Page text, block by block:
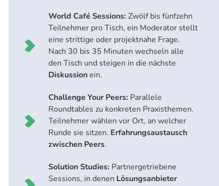
World Café Sessions:Zwölf bis fünfzehn
Teilnehmer pro Tisch, ein Moderator stellt
eine strittige oder projektnahe Frage.
Nach 30 bis 35 Minuten wechseln alle
den Tisch und steigen in die nächste
Diskussionein.
Challenge Your Peers:Parallele
Roundtables zu konkreten Praxisthemen.
Teilnehmer wählen vor Ort, an welcher
Runde sie sitzen. Erfahrungsaustausch
zwischen Peers.
Solution Studies:Partnergetriebene
Sessions, in denen Lösungsanbieter